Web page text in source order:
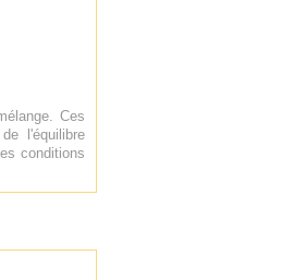
Ces
l'équilibre
conditions